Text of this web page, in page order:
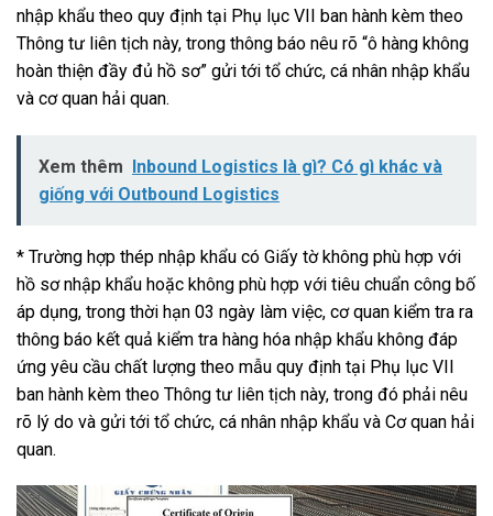
nhập khẩu theo quy định tại Phụ lục VII ban hành kèm theo
Thông tư liên tịch này, trong thông báo nêu rõ “ô hàng không
hoàn thiện đầy đủ hồ sơ” gửi tới tổ chức, cá nhân nhập khẩu
và cơ quan hải quan.
Xem thêm Inbound Logistics là gì? Có gì khác và
giống với Outbound Logistics
* Trường hợp thép nhập khẩu có Giấy tờ không phù hợp với
hồ sơ nhập khẩu hoặc không phù hợp với tiêu chuẩn công bố
áp dụng, trong thời hạn 03 ngày làm việc, cơ quan kiểm tra ra
thông báo kết quả kiểm tra hàng hóa nhập khẩu không đáp
ứng yêu cầu chất lượng theo mẫu quy định tại Phụ lục VII
ban hành kèm theo Thông tư liên tịch này, trong đó phải nêu
rõ lý do và gửi tới tổ chức, cá nhân nhập khẩu và Cơ quan hải
quan.